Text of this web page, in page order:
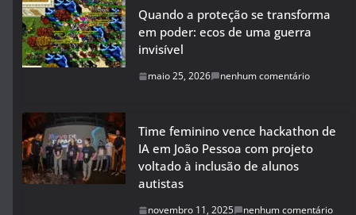
Quando a proteção se transforma
em poder: ecos de uma guerra
invisível
maio 25, 2026 nenhum comentário
Time feminino vence hackathon de
IA em João Pessoa com projeto
voltado à inclusão de alunos
autistas
novembro 11, 2025 nenhum comentário